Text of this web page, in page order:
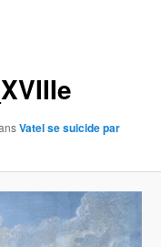
Vatel se suicide par